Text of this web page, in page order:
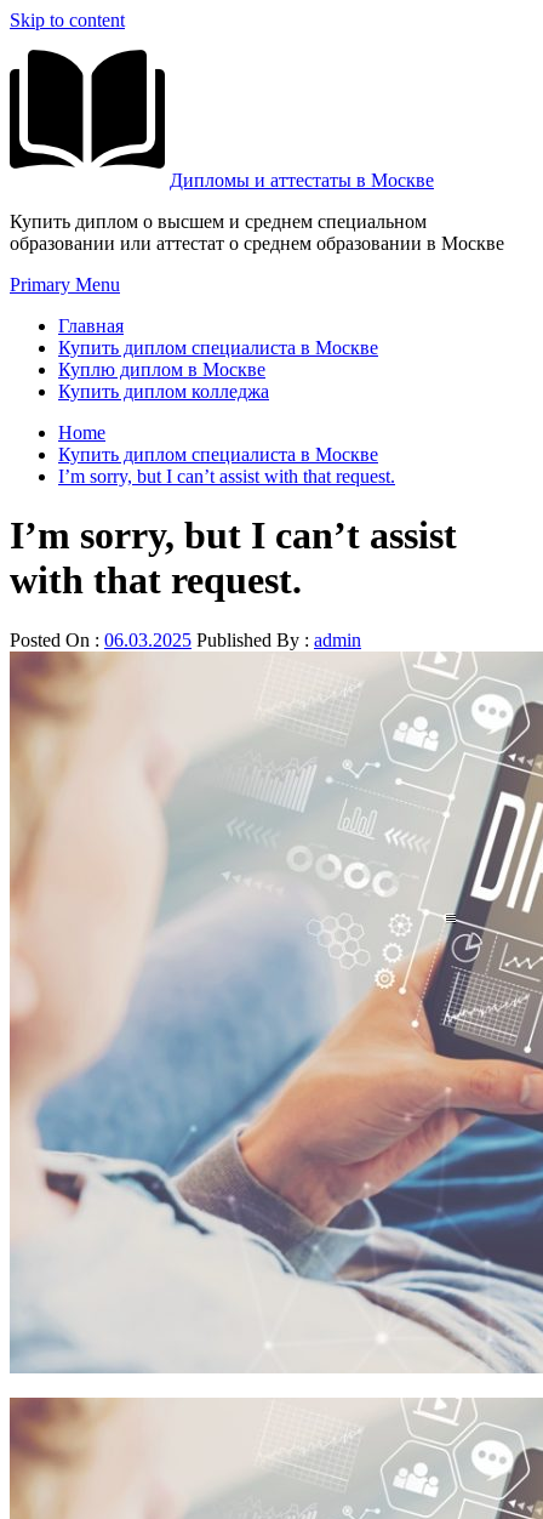
Skip to content
Дипломы и аттестаты в Москве
Купить диплом о высшем и среднем специальном
образовании или аттестат о среднем образовании в Москве
Primary Menu
Главная
Купить диплом специалиста в Москве
Куплю диплом в Москве
Купить диплом колледжа
Home
Купить диплом специалиста в Москве
I’m sorry, but I can’t assist with that request.
I’m sorry, but I can’t assist
with that request.
Posted On : 06.03.2025 Published By : admin